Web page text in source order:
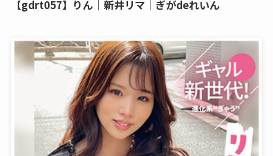
【gdrt057】りん｜新井リマ｜ぎがdeれいん